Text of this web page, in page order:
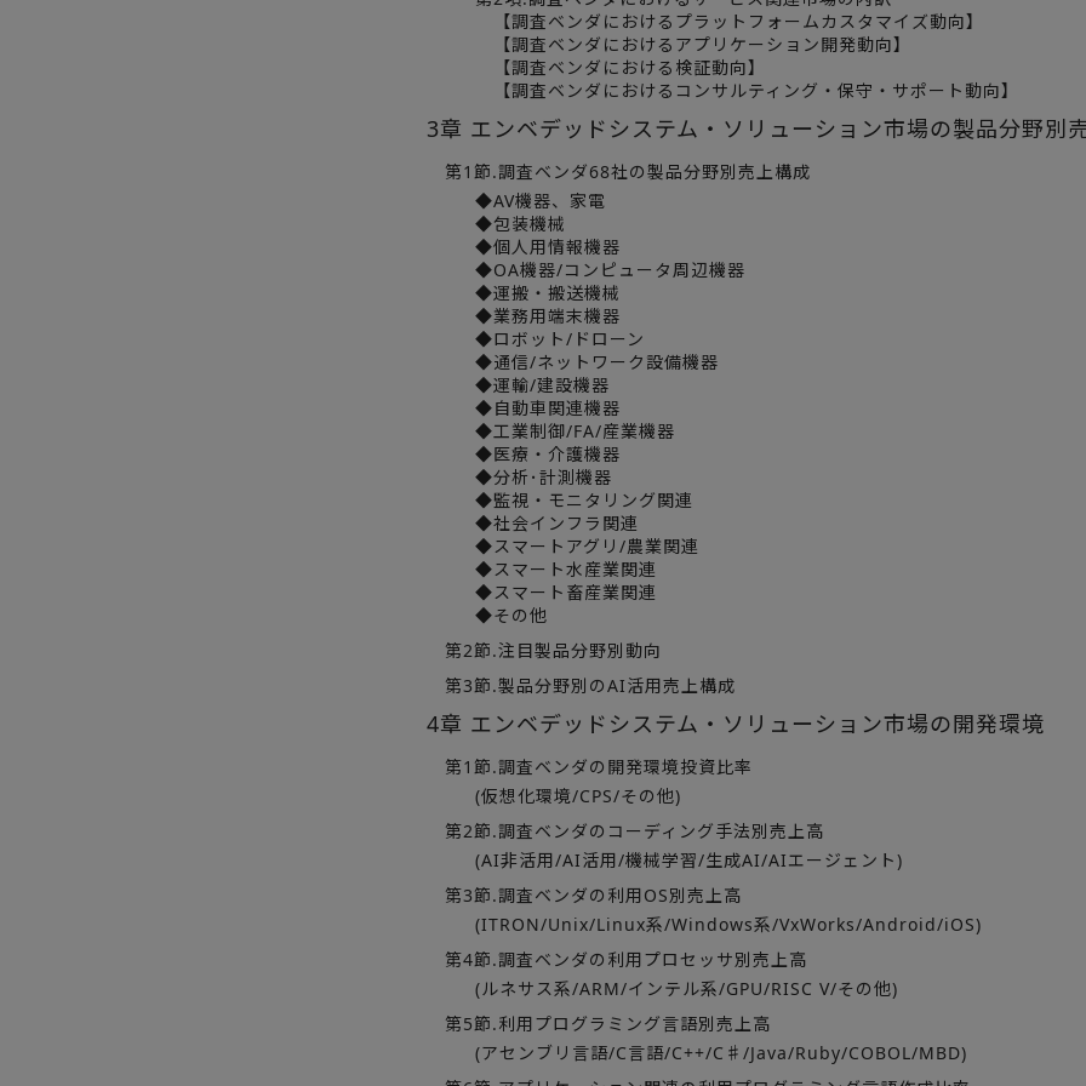
【調査ベンダにおけるプラットフォームカスタマイズ動向】
【調査ベンダにおけるアプリケーション開発動向】
【調査ベンダにおける検証動向】
【調査ベンダにおけるコンサルティング・保守・サポート動向】
3章 エンベデッドシステム・ソリューション市場の製品分野別
第1節.調査ベンダ68社の製品分野別売上構成
◆AV機器、家電
◆包装機械
◆個人用情報機器
◆OA機器/コンピュータ周辺機器
◆運搬・搬送機械
◆業務用端末機器
◆ロボット/ドローン
◆通信/ネットワーク設備機器
◆運輸/建設機器
◆自動車関連機器
◆工業制御/FA/産業機器
◆医療・介護機器
◆分析･計測機器
◆監視・モニタリング関連
◆社会インフラ関連
◆スマートアグリ/農業関連
◆スマート水産業関連
◆スマート畜産業関連
◆その他
第2節.注目製品分野別動向
第3節.製品分野別のAI活用売上構成
4章 エンベデッドシステム・ソリューション市場の開発環境
第1節.調査ベンダの開発環境投資比率
(仮想化環境/CPS/その他)
第2節.調査ベンダのコーディング手法別売上高
(AI非活用/AI活用/機械学習/生成AI/AIエージェント)
第3節.調査ベンダの利用OS別売上高
(ITRON/Unix/Linux系/Windows系/VxWorks/Android/iOS)
第4節.調査ベンダの利用プロセッサ別売上高
(ルネサス系/ARM/インテル系/GPU/RISC V/その他)
第5節.利用プログラミング言語別売上高
(アセンブリ言語/C言語/C++/C♯/Java/Ruby/COBOL/MBD)